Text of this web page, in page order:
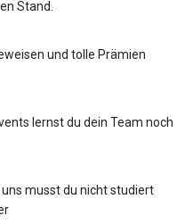
Stand.
und tolle Prämien
lernst du dein Team noch
musst du nicht studiert